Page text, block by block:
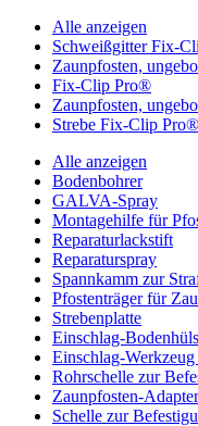
Alle anzeigen
Schweißgitter Fix-
Zaunpfosten,
Fix-Clip Pro®
Zaunpfosten,
Strebe Fix-Clip Pro®
Alle anzeigen
Bodenbohrer
GALVA-Spray
Montagehilfe für
Reparaturlackstift
Reparaturspray
Spannkamm zur
Pfostenträger für
Strebenplatte
Einschlag-
Einschlag-
Rohrschelle zur
Zaunpfosten-Adapter
Schelle zur